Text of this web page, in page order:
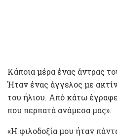
Κάποια μέρα ένας άντρας
Ήταν ένας άγγελος με
του ήλιου. Από κάτω
που περπατά ανάμεσα μας».
«Η φιλοδοξία μου ήταν